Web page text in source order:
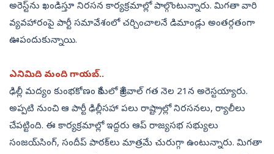
అరెస్ట్‌ను ఖండిస్తూ నిరసన కార్యక్రమాల్లో పాల్గొంటున్నారు. మిగతా వారి
వ్యవహారంపై పార్టీ సమావేశంలో చర్చించాలనే డిమాండ్లు అంతర్గతంగా
ఊపందుకున్నాయి.
ఎనిమిది మంది గాయబ్‌..
ఢిల్లీ మద్యం కుంభకోణం కేసులో కేజ్రీవాల్‌ గత నెల 21న అరెస్టయ్యారు.
అప్పటి నుంచి ఆ పార్టీ ఢిల్లీసహా పలు రాష్ట్రాల్లో నిరసనలు, ర్యాలీలు
చేపట్టింది. ఈ కార్యక్రమాల్లో ఇద్దరు ఆప్‌ రాజ్యసభ సభ్యులు
సంజయ్‌సింగ్, సందీప్‌ పాఠక్‌లు మాత్రమే చురుగ్గా ఉంటున్నారు. మిగతా